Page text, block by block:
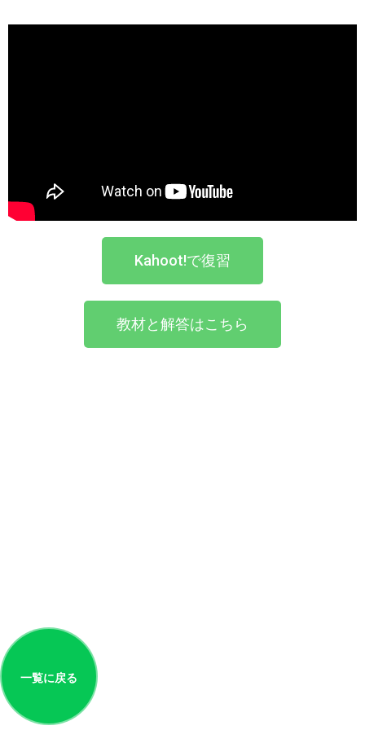
一覧に戻る
Kahoot!で復習
教材と解答はこちら